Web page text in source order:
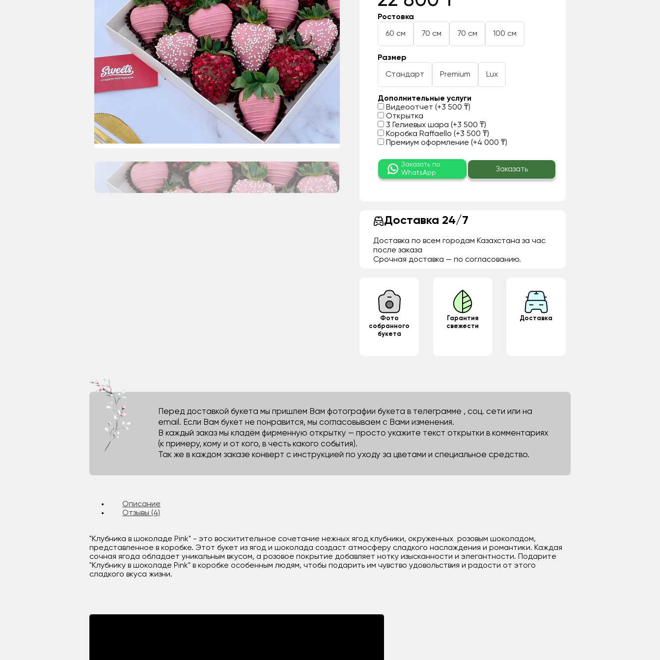
Ростовка
60 см 70 см 70 см 100 см
Размер
Стандарт Premium Lux
Дополнительные услуги
Видеоотчет (+3 500 ₸)
Открытка
3 Гелиевых шара (+3 500 ₸)
Коробка Raffaello (+3 500 ₸)
Премиум оформление (+4 000 ₸)
Заказать по
WhatsApp
Заказать
Доставка 24/7
Доставка по всем городам Казахстана за час
после заказа
Срочная доставка — по согласованию.
Фото
собранного
букета
Гарантия
свежести
Доставка
Перед доставкой букета мы пришлем Вам фотографии букета в телеграмме , соц. сети или на
email. Если Вам букет не понравится, мы согласовываем с Вами изменения.
В каждый заказ мы кладём фирменную открытку — просто укажите текст открытки в комментариях
(к примеру, кому и от кого, в честь какого события).
Так же в каждом заказе конверт с инструкцией по уходу за цветами и специальное средство.
Описание
Отзывы (4)
"Клубника в шоколаде Pink" - это восхитительное сочетание нежных ягод клубники, окруженных розовым шоколадом,
представленное в коробке. Этот букет из ягод и шоколада создаст атмосферу сладкого наслаждения и романтики. Каждая
сочная ягода обладает уникальным вкусом, а розовое покрытие добавляет нотку изысканности и элегантности. Подарите
"Клубнику в шоколаде Pink" в коробке особенным людям, чтобы подарить им чувство удовольствия и радости от этого
сладкого вкуса жизни.